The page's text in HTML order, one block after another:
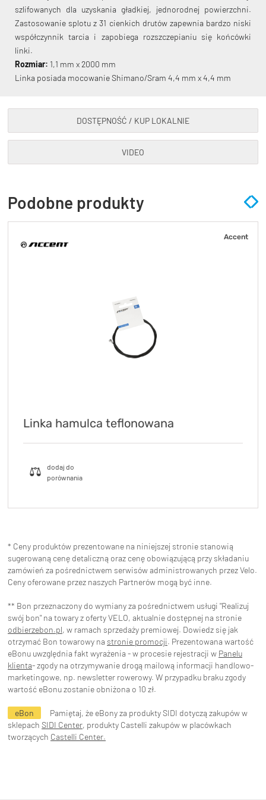
KryptoFlex Key Cable
34,90 zł* 89,00 zł*
szlifowanych dla uzyskania gładkiej, jednorodnej powierzchni.
Zastosowanie splotu z 31 cienkich drutów zapewnia bardzo niski
współczynnik tarcia i zapobiega rozszczepianiu się końcówki
linki.
Rozmiar: 1,1 mm x 2000 mm
Linka posiada mocowanie Shimano/Sram 4,4 mm x 4,4 mm
DOSTĘPNOŚĆ / KUP LOKALNIE
VIDEO
Podobne produkty
Accent
Linka hamulca teflonowana
* Ceny produktów prezentowane na niniejszej stronie stanowią
sugerowaną cenę detaliczną oraz cenę obowiązującą przy składaniu
zamówień za pośrednictwem serwisów administrowanych przez Velo.
Ceny oferowane przez naszych Partnerów mogą być inne.
** Bon przeznaczony do wymiany za pośrednictwem usługi "Realizuj
swój bon" na towary z oferty VELO, aktualnie dostępnej na stronie
odbierzebon.pl, w ramach sprzedaży premiowej. Dowiedz się jak
otrzymać Bon towarowy na stronie promocji. Prezentowana wartość
eBonu uwzględnia fakt wyrażenia - w procesie rejestracji w Panelu
klienta- zgody na otrzymywanie drogą mailową informacji handlowo-
marketingowe, np. newsletter rowerowy. W przypadku braku zgody
wartość eBonu zostanie obniżona o 10 zł.
eBon
Pamiętaj, że eBony za produkty SIDI dotyczą zakupów w
sklepach SIDI Center, produkty Castelli zakupów w placówkach
tworzących Castelli Center.